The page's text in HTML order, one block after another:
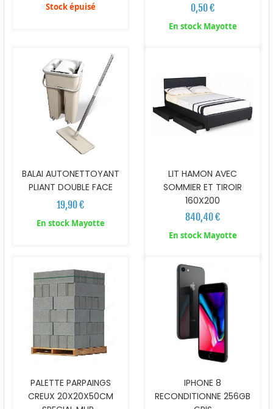
Stock épuisé
0,50 €
En stock Mayotte
BALAI AUTONETTOYANT
PLIANT DOUBLE FACE
19,90 €
En stock Mayotte
LIT HAMON AVEC
SOMMIER ET TIROIR
160X200
840,40 €
En stock Mayotte
PALETTE PARPAINGS
CREUX 20X20X50CM
IPHONE 8
RECONDITIONNE 256GB